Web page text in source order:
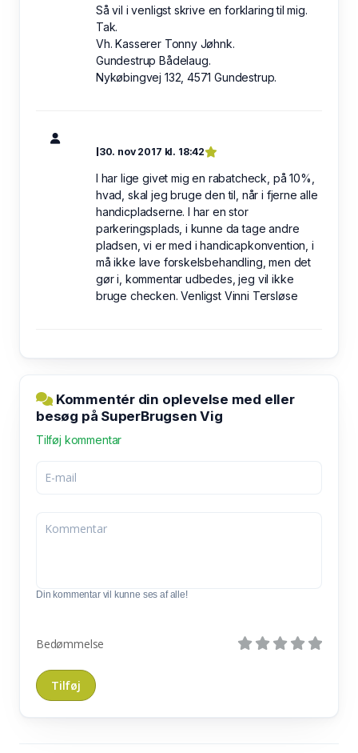
Så vil i venligst skrive en forklaring til mig.
Tak.
Vh. Kasserer Tonny Jøhnk.
Gundestrup Bådelaug.
Nykøbingvej 132, 4571 Gundestrup.
I30. nov 2017 kl. 18:42
I har lige givet mig en rabatcheck, på 10%,
hvad, skal jeg bruge den til, når i fjerne alle
handicpladserne. I har en stor
parkeringsplads, i kunne da tage andre
pladsen, vi er med i handicapkonvention, i
må ikke lave forskelsbehandling, men det
gør i, kommentar udbedes, jeg vil ikke
bruge checken. Venligst Vinni Tersløse
Kommentér din oplevelse med eller
besøg på SuperBrugsen Vig
Tilføj kommentar
Din kommentar vil kunne ses af alle!
Bedømmelse